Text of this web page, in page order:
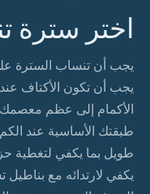
اختر سترة
يجب أن تنساب السترة
يجب أن تكون الأكتاف
طبقتك الأساسية عند
طويل بما يكفي لتغطية
يكفي لارتدائه مع بناطيل